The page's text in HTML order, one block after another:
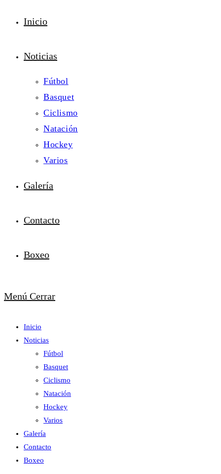
Inicio
Noticias
Fútbol
Basquet
Ciclismo
Natación
Hockey
Varios
Galería
Contacto
Boxeo
Menú Cerrar
Inicio
Noticias
Fútbol
Basquet
Ciclismo
Natación
Hockey
Varios
Galería
Contacto
Boxeo